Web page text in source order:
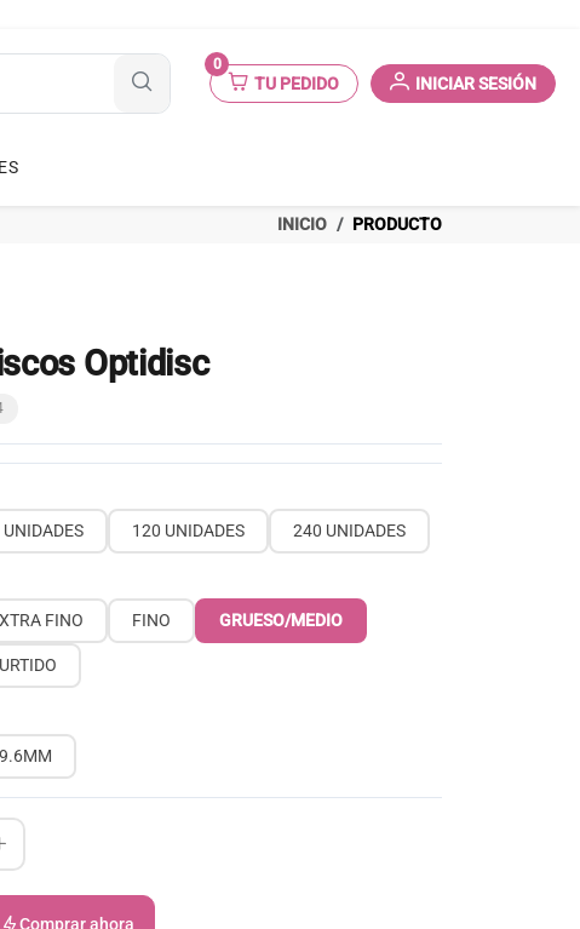
0
TU PEDIDO INICIAR SESIÓN
INICIO PRODUCTO
Optidisc
120 UNIDADES 240 UNIDADES
FINO FINO GRUESO/MEDIO
9.6MM